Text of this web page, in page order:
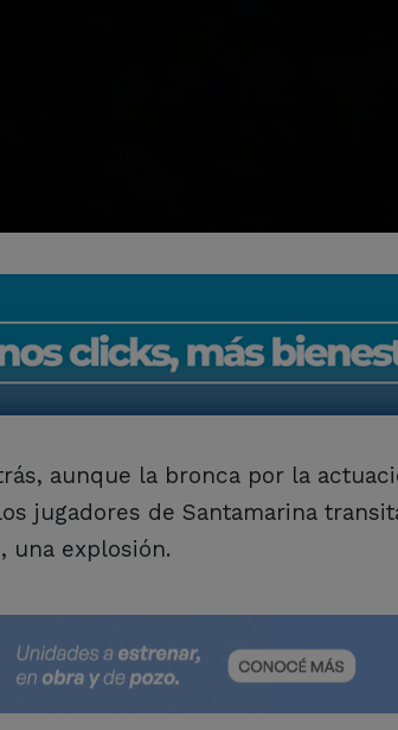
aunque la bronca por la
jugadores de Santamarina
una explosión.